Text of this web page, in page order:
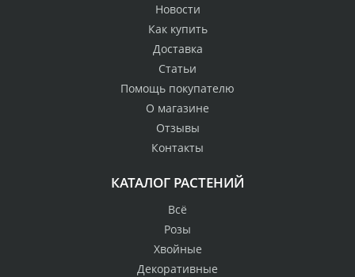
Новости
Как купить
Доставка
Статьи
Помощь покупателю
О магазине
Отзывы
Контакты
КАТАЛОГ РАСТЕНИЙ
Всё
Розы
Хвойные
Декоративные